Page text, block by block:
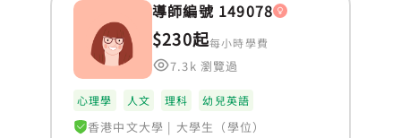
導師編號 149078
$230起每小時學費
7.3k 瀏覽過
心理學 人文 理科 幼兒英語
香港中文大學 | 大學生（學位）